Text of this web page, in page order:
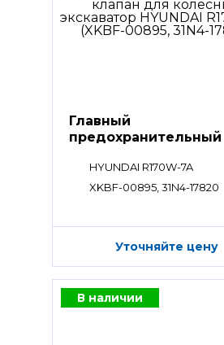
Главный
предохранительный
HYUNDAI R170W-7A
XKBF-00895, 31N4-17820
Уточняйте цену
В наличии